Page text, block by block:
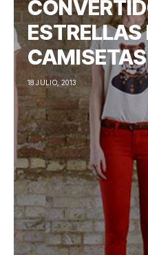
ESTRELLAS
CAMISETAS
18 JULIO, 2013